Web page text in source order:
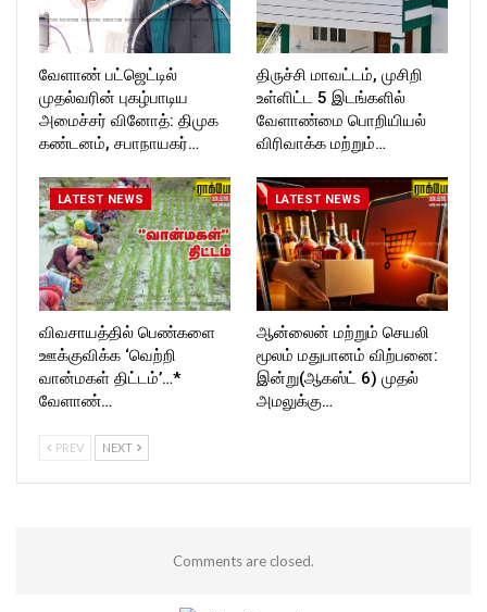
வேளாண் பட்ஜெட்டில்
முதல்வரின் புகழ்பாடிய
அமைச்சர் வினோத்: திமுக
கண்டனம், சபாநாயகர்…
திருச்சி மாவட்டம், முசிறி
உள்ளிட்ட 5 இடங்களில்
வேளாண்மை பொறியியல்
விரிவாக்க மற்றும்…
LATEST NEWS
விவசாயத்தில் பெண்களை
ஊக்குவிக்க ‘வெற்றி
வான்மகள் திட்டம்’…*
வேளாண்…
LATEST NEWS
ஆன்லைன் மற்றும் செயலி
மூலம் மதுபானம் விற்பனை:
இன்று(ஆகஸ்ட் 6) முதல்
அமலுக்கு…
PREV NEXT
Comments are closed.